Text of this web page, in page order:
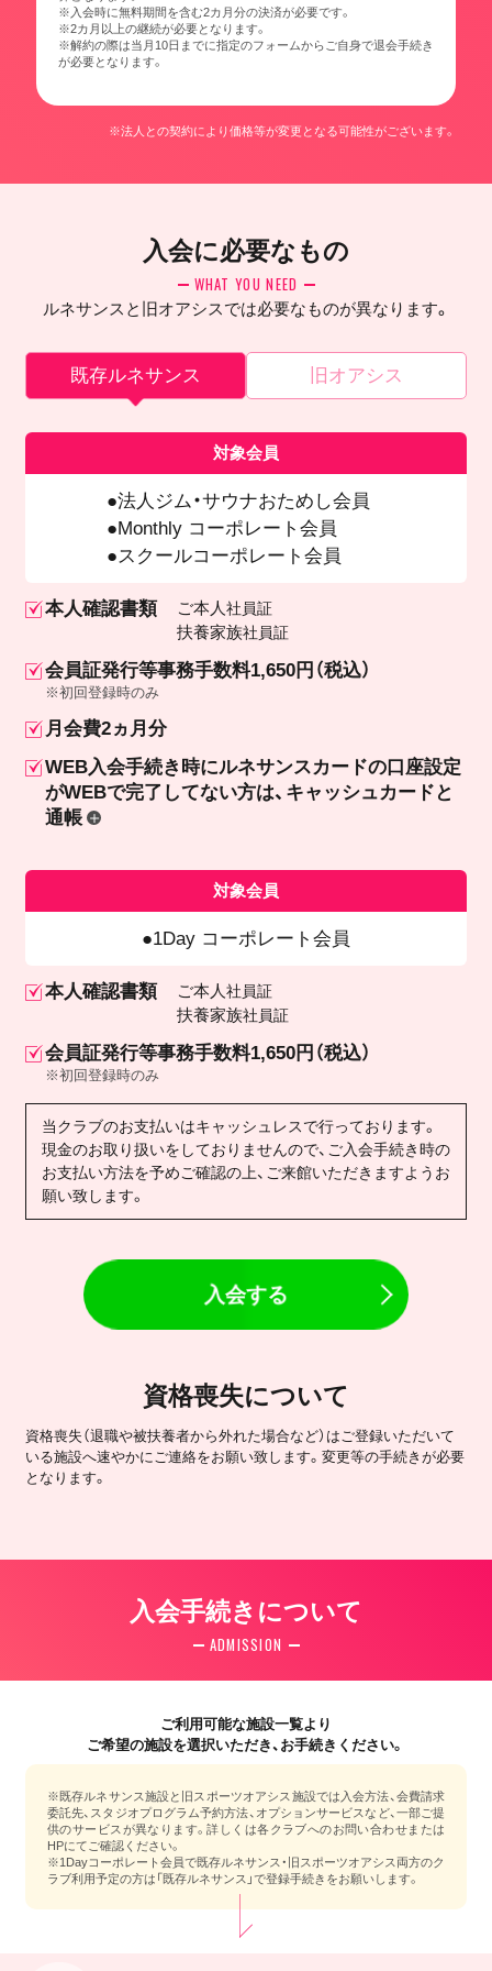
※入会時に無料期間を含む2カ月分の決済が必要です。
※2カ月以上の継続が必要となります。
※解約の際は当月10日までに指定のフォームからご自身で退会手続き
が必要となります。
※法人との契約により価格等が変更となる可能性がございます。
入会に必要なもの
WHAT YOU NEED
ルネサンスと旧オアシスでは必要なものが異なります。
既存ルネサンス 旧オアシス
対象会員
法人ジム・サウナおためし会員
Monthly コーポレート会員
スクールコーポレート会員
本人確認書類 ご本人社員証
扶養家族社員証
会員証発行等事務手数料1,650円（税込）
※初回登録時のみ
月会費2ヵ月分
WEB入会手続き時にルネサンスカードの口座設定
がWEBで完了してない方は、キャッシュカードと
通帳
対象会員
1Day コーポレート会員
本人確認書類 ご本人社員証
扶養家族社員証
会員証発行等事務手数料1,650円（税込）
※初回登録時のみ
当クラブのお支払いはキャッシュレスで行っております。
現金のお取り扱いをしておりませんので、ご入会手続き時の
お支払い方法を予めご確認の上、ご来館いただきますようお
願い致します。
入会する
資格喪失について
資格喪失（退職や被扶養者から外れた場合など）はご登録いただいて
いる施設へ速やかにご連絡をお願い致します。変更等の手続きが必要
となります。
入会手続きについて
ADMISSION
ご利用可能な施設一覧より
ご希望の施設を選択いただき、お手続きください。
※既存ルネサンス施設と旧スポーツオアシス施設では入会方法、会費請求
委託先、スタジオプログラム予約方法、オプションサービスなど、一部ご提
供のサービスが異なります。詳しくは各クラブへのお問い合わせまたは
HPにてご確認ください。
※1Dayコーポレート会員で既存ルネサンス・旧スポーツオアシス両方のク
ラブ利用予定の方は「既存ルネサンス」で登録手続きをお願いします。